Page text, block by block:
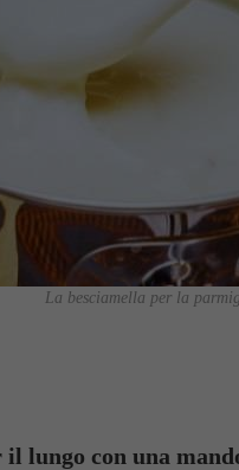
La besciamella per la
lungo con una